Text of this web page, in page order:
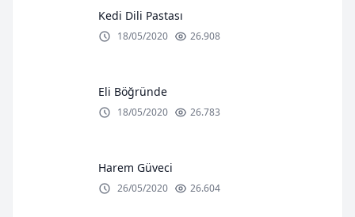
Kedi Dili Pastası
18/05/2020 26.908
Eli Böğründe
18/05/2020 26.783
Harem Güveci
26/05/2020 26.604